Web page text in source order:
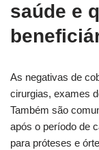
saúde e
As negativas de
cirurgias, exames
Também são
após o período de
para próteses e